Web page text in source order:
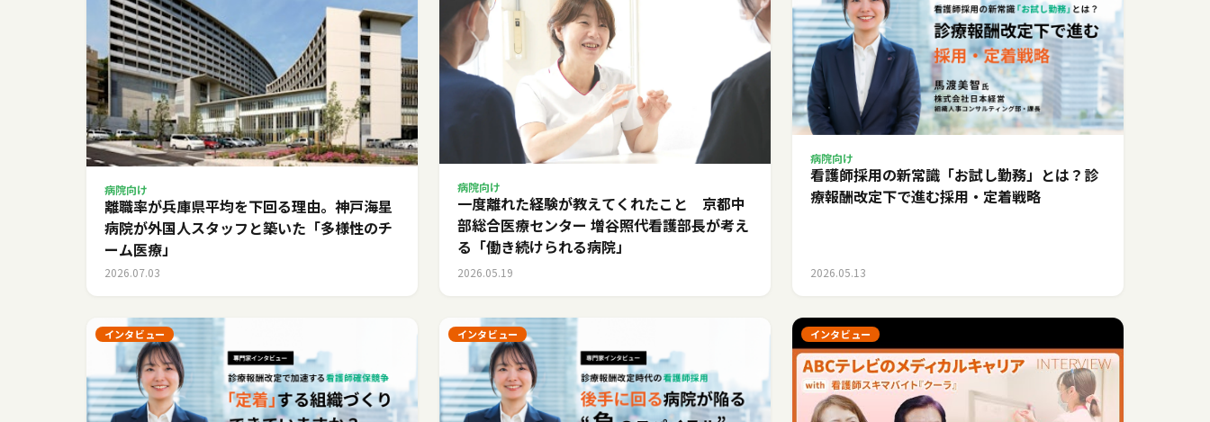
病院向け
離職率が兵庫県平均を下回る理由。神戸海星
病院が外国人スタッフと築いた「多様性のチ
ーム医療」
2026.07.03
病院向け
一度離れた経験が教えてくれたこと 京都中
部総合医療センター 増谷照代看護部長が考え
る「働き続けられる病院」
2026.05.19
病院向け
看護師採用の新常識「お試し勤務」とは？診
療報酬改定下で進む採用・定着戦略
2026.05.13
インタビュー インタビュー インタビュー